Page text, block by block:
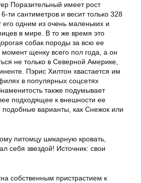
Поразительный имеет рост
ти сантиметров и весит только 328
одним из очень маленьких и
в мире. В то же время это
собак породы за всю ее
щенку всего пол года, а он
не только в Северной Америке,
Пэрис Хилтон хвастается им
в популярных соцсетях
также подумывает
подходящее к внешности ее
подобные варианты, как Снежок или
питомцу шикарную кровать,
себя звездой! Источник: свои
собственным пристрастием к